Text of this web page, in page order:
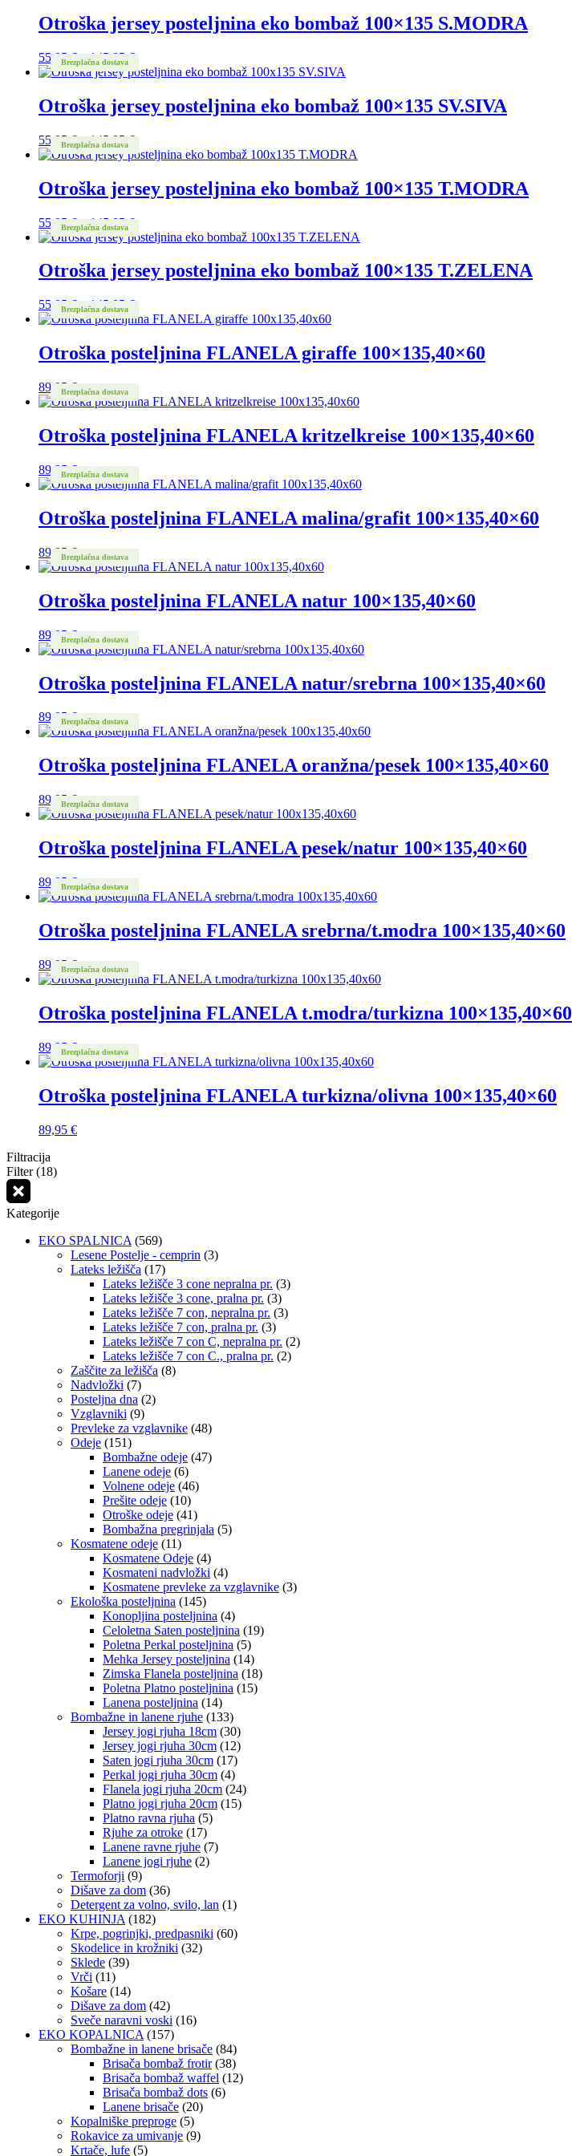
do
Otroška jersey posteljnina eko bombaž 100×135 S.MODRA
55,95€ – 145,85€Cenovni
razpon:
do
Brezplačna dostava
Otroška jersey posteljnina eko bombaž 100×135 SV.SIVA
55,95€ – 145,85€Cenovni
razpon:
do
Brezplačna dostava
Otroška jersey posteljnina eko bombaž 100×135 T.MODRA
55,95€ – 145,85€Cenovni
razpon:
55,95 €
do
Brezplačna dostava
Otroška jersey posteljnina eko bombaž 100×135 T.ZELENA
55,95€ – 145,85€Cenovni
razpon:
55,95 €
do
Brezplačna dostava
Otroška posteljnina FLANELA giraffe 100×135,40×60
89,95€
Brezplačna dostava
Otroška posteljnina FLANELA kritzelkreise 100×135,40×60
89,95€
Brezplačna dostava
Otroška posteljnina FLANELA malina/grafit 100×135,40×60
89,95€
Brezplačna dostava
Otroška posteljnina FLANELA natur 100×135,40×60
89,95€
Brezplačna dostava
Otroška posteljnina FLANELA natur/srebrna 100×135,40×60
89,95€
Brezplačna dostava
Otroška posteljnina FLANELA oranžna/pesek 100×135,40×60
89,95€
Brezplačna dostava
Otroška posteljnina FLANELA pesek/natur 100×135,40×60
89,95€
Brezplačna dostava
Otroška posteljnina FLANELA srebrna/t.modra 100×135,40×60
89,95€
Brezplačna dostava
Otroška posteljnina FLANELA t.modra/turkizna 100×135,40×60
89,95€
Brezplačna dostava
Otroška posteljnina FLANELA turkizna/olivna 100×135,40×60
89,95 €
Filtracija
Filter (18)
Kategorije
EKO SPALNICA (569)
Lesene Postelje - cemprin (3)
Lateks ležišča (17)
Lateks ležišče 3 cone nepralna pr. (3)
Lateks ležišče 3 cone, pralna pr. (3)
Lateks ležišče 7 con, nepralna pr. (3)
Lateks ležišče 7 con, pralna pr. (3)
Lateks ležišče 7 con C, nepralna pr. (2)
Lateks ležišče 7 con C., pralna pr. (2)
Zaščite za ležišča (8)
Nadvložki (7)
Posteljna dna (2)
Vzglavniki (9)
Prevleke za vzglavnike (48)
Odeje (151)
Bombažne odeje (47)
Lanene odeje (6)
Volnene odeje (46)
Prešite odeje (10)
Otroške odeje (41)
Bombažna pregrinjala (5)
Kosmatene odeje (11)
Kosmatene Odeje (4)
Kosmateni nadvložki (4)
Kosmatene prevleke za vzglavnike (3)
Ekološka posteljnina (145)
Konopljina posteljnina (4)
Celoletna Saten posteljnina (19)
Poletna Perkal posteljnina (5)
Mehka Jersey posteljnina (14)
Zimska Flanela posteljnina (18)
Poletna Platno posteljnina (15)
Lanena posteljnina (14)
Bombažne in lanene rjuhe (133)
Jersey jogi rjuha 18cm (30)
Jersey jogi rjuha 30cm (12)
Saten jogi rjuha 30cm (17)
Perkal jogi rjuha 30cm (4)
Flanela jogi rjuha 20cm (24)
Platno jogi rjuha 20cm (15)
Platno ravna rjuha (5)
Rjuhe za otroke (17)
Lanene ravne rjuhe (7)
Lanene jogi rjuhe (2)
Termoforji (9)
Dišave za dom (36)
Detergent za volno, svilo, lan (1)
EKO KUHINJA (182)
Krpe, pogrinjki, predpasniki (60)
Skodelice in krožniki (32)
Sklede (39)
Vrči (11)
Košare (14)
Dišave za dom (42)
Sveče naravni voski (16)
EKO KOPALNICA (157)
Bombažne in lanene brisače (84)
Brisača bombaž frotir (38)
Brisača bombaž waffel (12)
Brisača bombaž dots (6)
Lanene brisače (20)
Kopalniške preproge (5)
Rokavice za umivanje (9)
Krtače, lufe (5)